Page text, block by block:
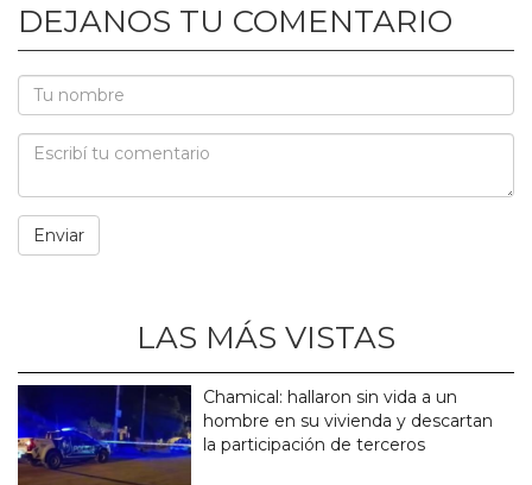
DEJANOS TU COMENTARIO
LAS MÁS VISTAS
Chamical: hallaron sin vida a un
hombre en su vivienda y descartan
la participación de terceros